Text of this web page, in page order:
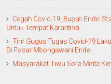
Cegah Covid-19, Bupati Ende:
Untuk Tempat Karantina
Tim Gugus Tugas Covid-19
Di Pasar Mbongawani Ende
Masyarakat Tiwu Sora Minta